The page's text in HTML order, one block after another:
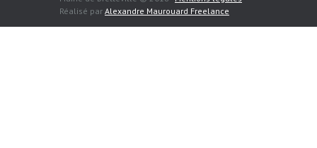
Réalisé par Alexandre Maurouard Freelance